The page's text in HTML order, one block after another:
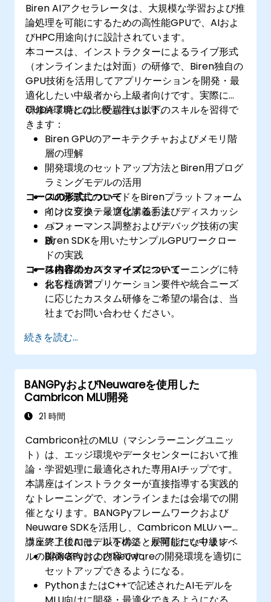
Biren AIアクセラレータは、大規模な学習および推
論処理を可能にするための高性能GPUで、AIおよ
びHPC用途向けに設計されています。
本コースは、インストラクターによるライブ形式
（オンラインまたは対面）の研修で、Biren独自の
GPU技術を活用してアプリケーションを開発・最
適化したい中級者から上級者向けです。実際に
CUDA環境との比較も行います。
研修終了時には、受講生は以下のスキルを習得で
きます：
Biren GPUのアーキテクチャおよびメモリ階
層の理解
開発環境のセットアップ方法とBiren用プログ
ラミングモデルの活用
CUDA形式のコードをBirenプラットフォーム
向けに変換・最適化する手法
パフォーマンス調整およびデバッグ技術の実
践
コースの形式について
インタラクティブな講義およびディスカッシ
ョン
Biren SDKを用いたサンプルGPUワークロー
ドの実践
移植作業やパフォーマンスチューニングに特
化した演習
コース内容のカスタマイズについて
お客様のアプリケーション要件や統合ニーズ
に応じたカスタム研修をご希望の場合は、当
社までお問い合わせください。
続きを読む...
BANGPyおよびNeuwareを使用した
Cambricon MLU開発
21 時間
Cambricon社のMLU（マシンラーニングユニッ
ト）は、エッジ環境やデータセンターにおいて推
論・学習処理に最適化された専用AIチップです。
本講座はインストラクターが直接指導する実践的
なトレーニングで、オンラインまたは会場での開
催となります。BANGPyフレームワークおよび
Neuware SDKを活用し、Cambricon MLUハード
ウェア上にAIモデルを構築・展開したい中級レベ
ルの開発者向けの内容です。
講座終了後には、以下のことが可能になります：
BANGPyおよびNeuwareの開発環境を適切に
セットアップできるようになる。
PythonまたはC++で記述されたAIモデルを